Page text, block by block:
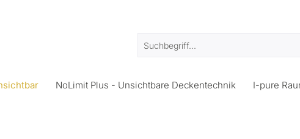
NoLimit Plus - Unsichtbare Deckentechnik I-pure